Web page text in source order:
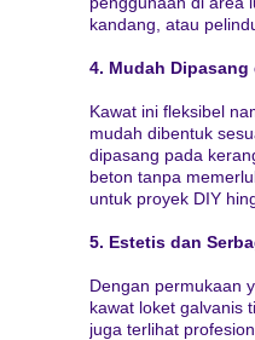
kandang, atau
4. Mudah
Kawat ini fleksibel
mudah dibentuk
dipasang pada
beton tanpa
untuk proyek DIY
5. Estetis dan
Dengan permukaan
kawat loket galvanis
juga terlihat